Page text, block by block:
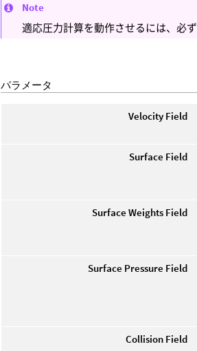
Note
適応圧力計算を動作させるには、必ず
パラメータ
Velocity Field
Surface Field
Surface Weights Field
Surface Pressure Field
Collision Field